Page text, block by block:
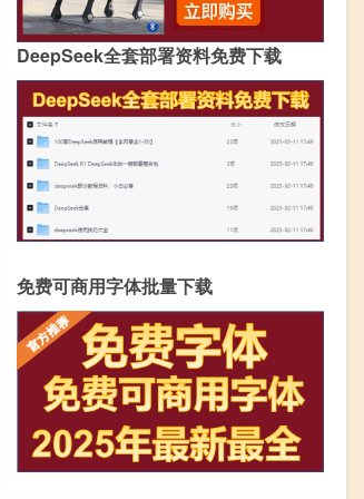
DeepSeek全套部署资料免费下载
免费可商用字体批量下载